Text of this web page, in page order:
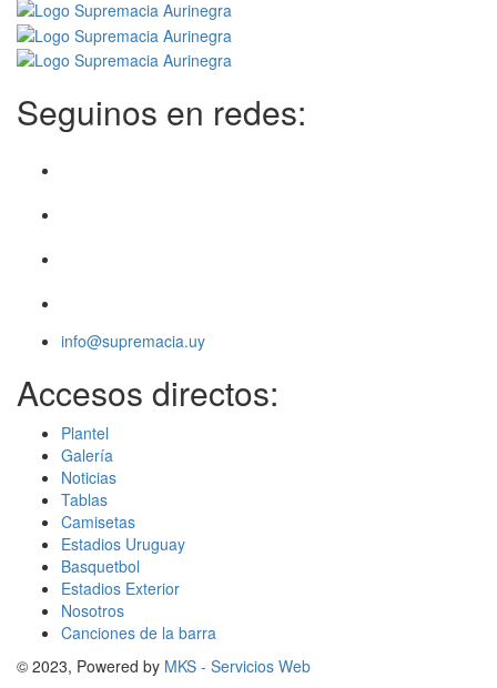
Seguinos en redes:
info@supremacia.uy
Accesos directos:
Plantel
Galería
Noticias
Tablas
Camisetas
Estadios Uruguay
Basquetbol
Estadios Exterior
Nosotros
Canciones de la barra
© 2023, Powered by MKS - Servicios Web